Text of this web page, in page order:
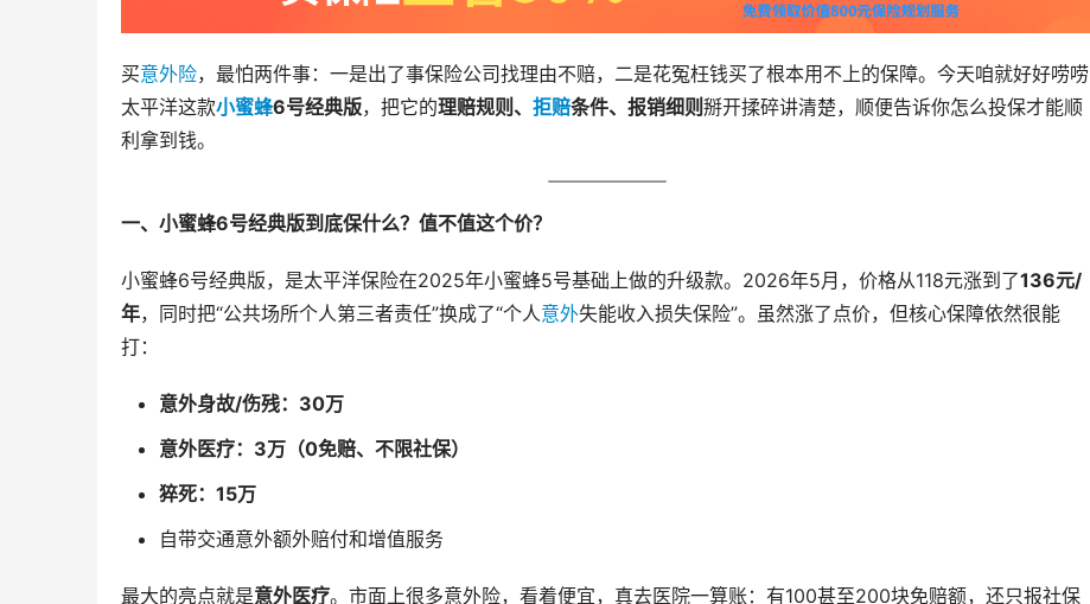
买意外险，最怕两件事：一是出了事保险公司找理由不赔，二是花冤枉钱买了根本用不上的保障。今天咱就好好唠唠
太平洋这款小蜜蜂6号经典版，把它的理赔规则、 拒赔条件、报销细则掰开揉碎讲清楚，顺便告诉你怎么投保才能顺
利拿到钱。
一、小蜜蜂6号经典版到底保什么？值不值这个价？
小蜜蜂6号经典版，是太平洋保险在2025年小蜜蜂5号基础上做的升级款。2026年5月，价格从118元涨到了136元/
年，同时把“公共场所个人第三者责任”换成了“个人意外失能收入损失保险”。虽然涨了点价，但核心保障依然很能
打：
意外身故/伤残：30万
意外医疗：3万（0免赔、不限社保）
猝死：15万
自带交通意外额外赔付和增值服务
最大的亮点就是意外医疗。市面上很多意外险，看着便宜，真去医院一算账：有100甚至200块免赔额，还只报社保